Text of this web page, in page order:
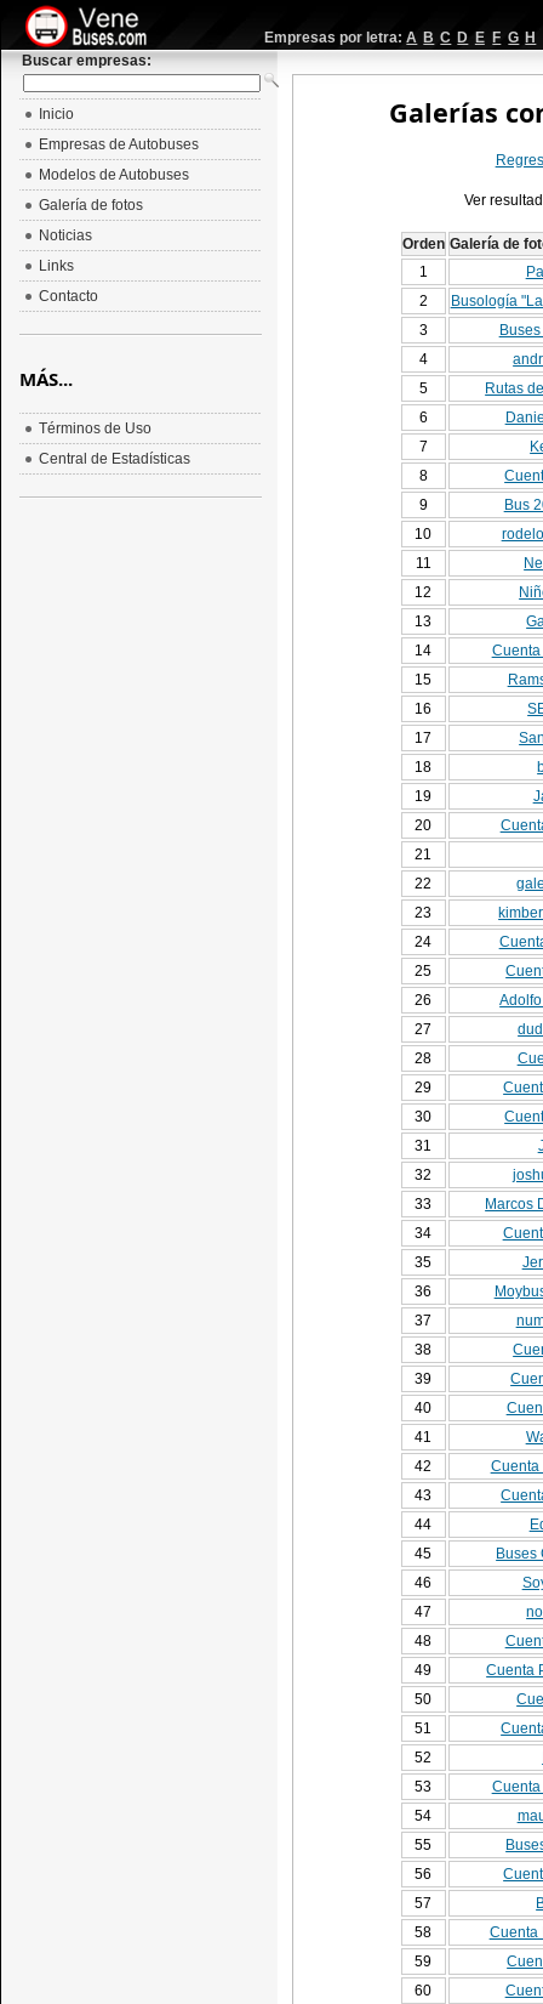
Empresas por letra: A B C D E F G H
Buscar empresas:
Galerías
Ver
Orden Galería de
1
2
Busología
3
4
5
Rutas
6
7
8
9
Bus
10
11
12
13
14
Cuenta
15
16
17
18
19
20
21
22
23
24
25
26
27
28
29
30
31
32
33
Marcos
34
35
36
37
38
39
40
41
42
Cuenta
43
44
45
Buses
46
47
48
49
Cuenta
50
51
52
53
54
55
56
57
58
Cuenta
59
60
Inicio
Empresas de Autobuses
Modelos de Autobuses
Galería de fotos
Noticias
Links
Contacto
MÁS...
Términos de Uso
Central de Estadísticas